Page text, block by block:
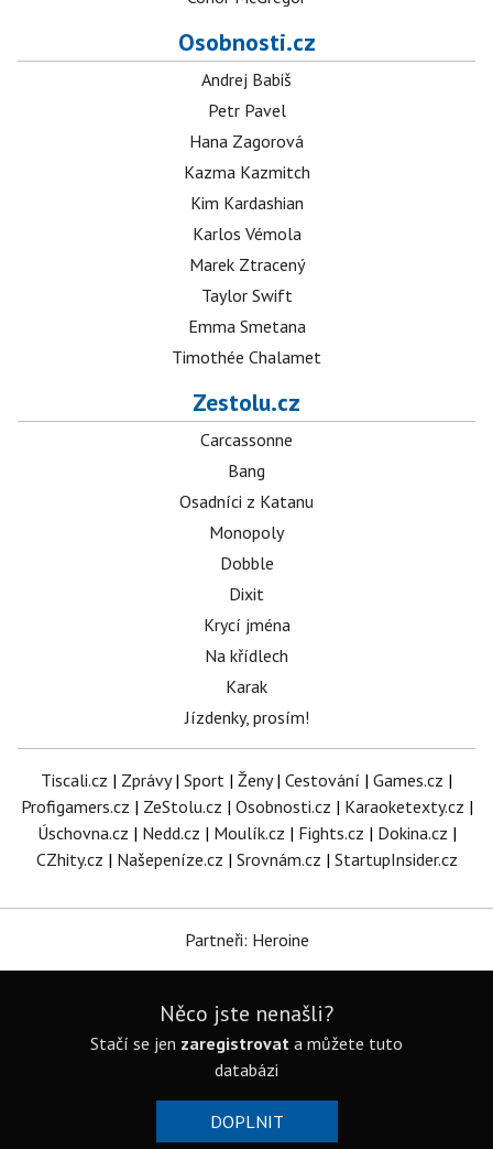
Osobnosti.cz
Andrej Babiš
Petr Pavel
Hana Zagorová
Kazma Kazmitch
Kim Kardashian
Karlos Vémola
Marek Ztracený
Taylor Swift
Emma Smetana
Timothée Chalamet
Zestolu.cz
Carcassonne
Bang
Osadníci z Katanu
Monopoly
Dobble
Dixit
Krycí jména
Na křídlech
Karak
Jízdenky, prosím!
Tiscali.cz | Zprávy| Sport | Ženy| Cestování | Games.cz |
Profigamers.cz | ZeStolu.cz | Osobnosti.cz | Karaoketexty.cz |
Úschovna.cz | Nedd.cz | Moulík.cz | Fights.cz | Dokina.cz |
CZhity.cz | Našepeníze.cz | Srovnám.cz | StartupInsider.cz
Partneři: Heroine
Něco jste nenašli?
Stačí se jen zaregistrovat a můžete tuto
databázi
DOPLNIT